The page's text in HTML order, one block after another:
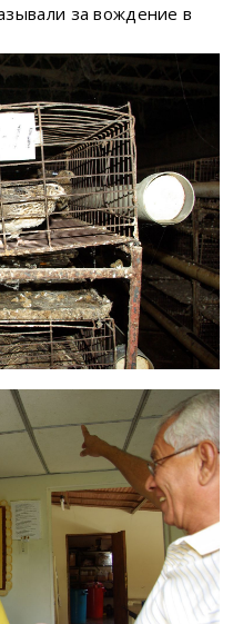
за вождение в